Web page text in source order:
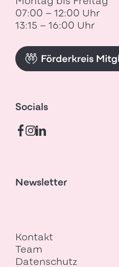
07:00 – 12:00 Uhr
13:15 – 16:00 Uhr
Socials
Newsletter
Kontakt
Team
Datenschutz